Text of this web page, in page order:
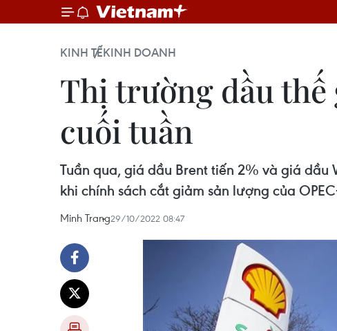
KINH TẾKINH DOANH
Thị trường dầu thế
cuối tuần
Tuần qua, giá dầu Brent tiến 2% và giá
khi chính sách cắt giảm sản lượng của
Minh Trang29/10/2022 08:47